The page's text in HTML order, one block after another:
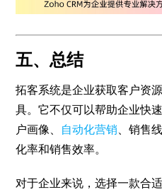
五、总结
拓客系统是企业获取客户资
具。它不仅可以帮助企业快
户画像、 自动化营销、销售
化率和销售效率。
对于企业来说，选择一款合